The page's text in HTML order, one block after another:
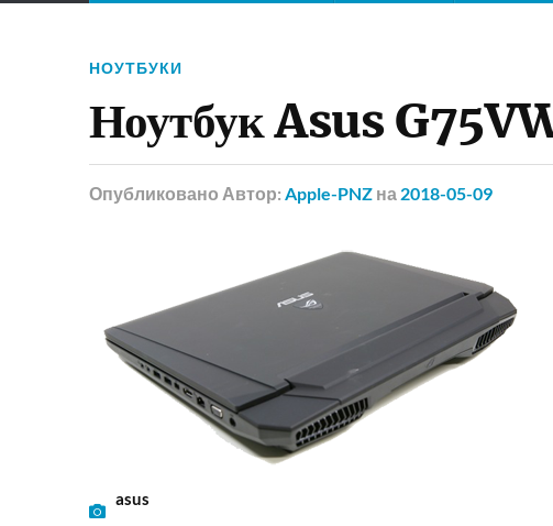
НОУТБУКИ
Ноутбук Asus
Опубликовано Автор: Apple-PNZ на 2018-05-09
asus